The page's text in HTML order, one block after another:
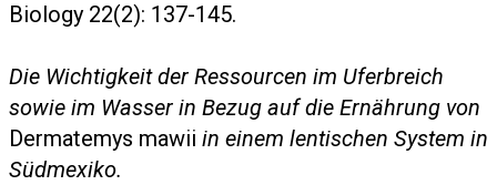
Biology 22(2): 137-145.
Die Wichtigkeit der Ressourcen im Uferbreich
sowie im Wasser in Bezug auf die Ernährung von
Dermatemys mawii in einem lentischen System in
Südmexiko.